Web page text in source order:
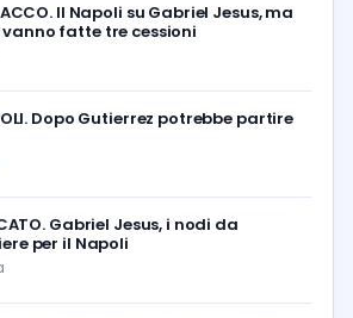
Il Napoli su Gabriel Jesus, ma
fatte tre cessioni
Dopo Gutierrez potrebbe partire
Gabriel Jesus, i nodi da
per il Napoli